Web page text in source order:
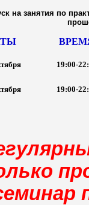
на занятия по
19:00-
19:00-